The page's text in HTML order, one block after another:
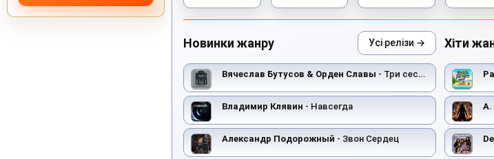
Новинки жанру Усі релізи →
Вячеслав Бутусов & Орден Славы - Три сестры
Владимир Клявин - Навсегда
Александр Подорожный - Звон Сердец
Хіти
A.